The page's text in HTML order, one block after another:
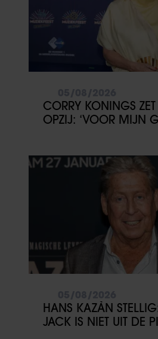
CORRY KONINGS ZET
OPZIJ: ‘VOOR MIJN
HANS KAZÀN
JACK IS NIET UIT DE